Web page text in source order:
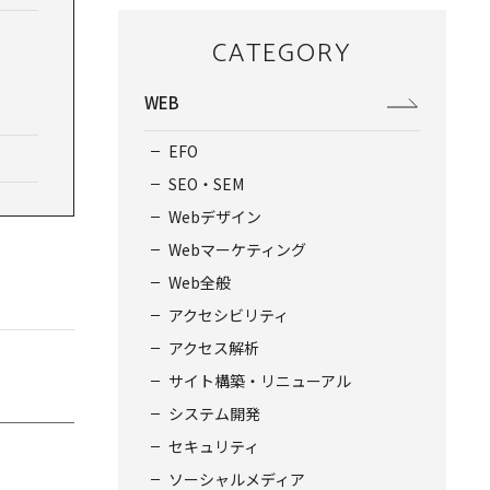
CATEGORY
WEB
EFO
SEO・SEM
Webデザイン
Webマーケティング
Web全般
アクセシビリティ
アクセス解析
サイト構築・リニューアル
システム開発
セキュリティ
ソーシャルメディア